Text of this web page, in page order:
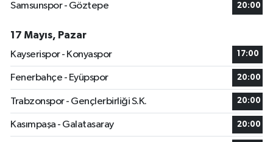
Samsunspor - Göztepe 20:00
17 Mayıs, Pazar
Kayserispor - Konyaspor
17:00
Fenerbahçe - Eyüpspor 20:00
Trabzonspor - Gençlerbirliği S.K. 20:00
Kasımpaşa - Galatasaray 20:00